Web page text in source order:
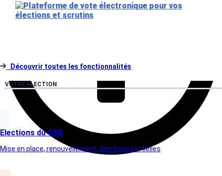
Découvrir toutes les fonctionnalités
VOTRE ELECTION
Elections du CSE
Mise en place, renouvellement, élections partielles
@PeopleVox